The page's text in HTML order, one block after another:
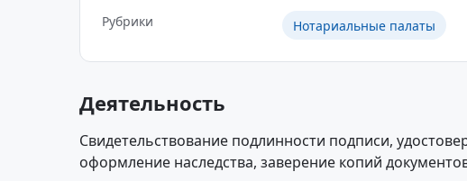
Рубрики Нотариальные палаты
Деятельность
Свидетельствование подлинности подписи,
оформление наследства, заверение копий